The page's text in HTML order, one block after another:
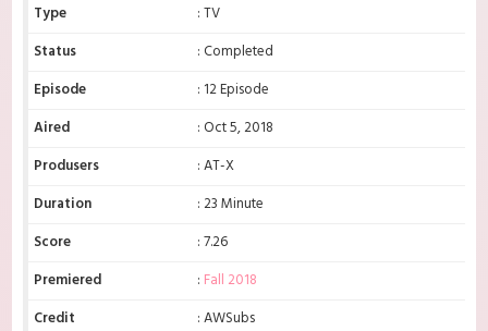
Type
: TV
Status
: Completed
Episode
: 12 Episode
Aired
: Oct 5, 2018
Produsers
: AT-X
Duration
: 23 Minute
Score
: 7.26
Premiered
: Fall 2018
Credit
: AWSubs